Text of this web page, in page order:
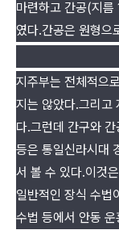
마련하고 간공(지
였다.간공은 원형으
지주부는 전체적으
지는 않았다.그리고
다.그런데 간구와
등은 통일신라시대
서 볼 수 있다.이것
일반적인 장식 수법
수법 등에서 안동